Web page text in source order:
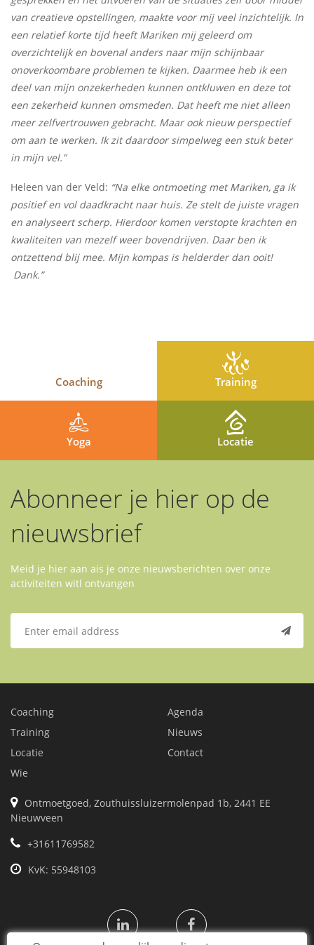
van creatieve opstellingen, maakte voor mij veel inzichtelijk. In
een relatief korte tijd heeft Mariken mij geleerd om
overzichtelijk en bovenal anders naar mijn schijnbaar
onoverkoombare problemen te kijken. Daarmee heb ik een
deel van mijn onzekerheden kunnen ontkluwen en deze tot
een zekerheid kunnen omsmeden. Dat heeft me niet alleen
meer zelfvertrouwen gebracht. Maar ook nieuw perspectief
om aan te werken. Ik zit daardoor simpelweg een stuk beter
in mijn vel."
Heleen van der Veld: “Na elke ontmoeting met Mariken, ga ik
positief en vol daadkracht naar huis. Ze stelt de juiste vragen
en analyseert scherp. Hierdoor komen verstopte krachten en
kwaliteiten van mezelf weer bovendrijven. Daar ben ik
ontzettend blij mee. Mijn kompas is helderder dan ooit!
Dank.”
Coaching Training
Yoga Locatie
Abonneer je hier op de
nieuwsbrief
Meid je hier aan ais je onze nieuwsberichten over onze
activiteiten witl ontvangen
Coaching
Training
Locatie
Wie
Agenda
Nieuws
Contact
Ontmoetgoed, Zouthuissluizermolenpad 1b, 2441 EE
Nieuwveen
+31611769582
KvK: 55948103